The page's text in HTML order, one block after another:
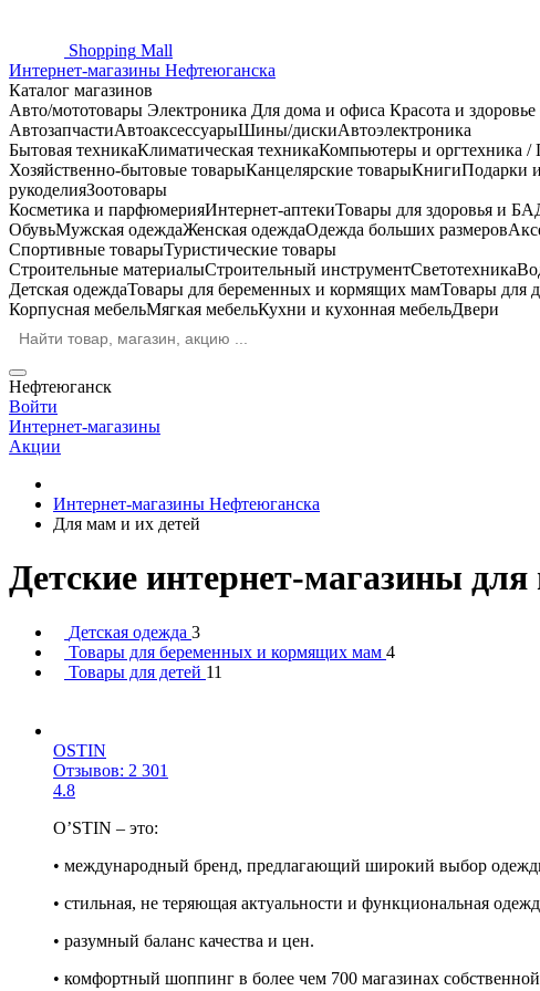
Shopping Mall
Интернет-магазины Нефтеюганска
Каталог магазинов
Авто/мототовары Электроника Для дома и офиса Красота и здоровье
АвтозапчастиАвтоаксессуарыШины/дискиАвтоэлектроника
Бытовая техникаКлиматическая техникаКомпьютеры и оргтехника
Хозяйственно-бытовые товарыКанцелярские товарыКнигиПодарки
рукоделияЗоотовары
Косметика и парфюмерияИнтернет-аптекиТовары для здоровья и
ОбувьМужская одеждаЖенская одеждаОдежда больших размеров
Спортивные товарыТуристические товары
Строительные материалыСтроительный инструментСветотехника
Детская одеждаТовары для беременных и кормящих мамТовары для
Корпусная мебельМягкая мебельКухни и кухонная мебельДвери
Нефтеюганск
Войти
Интернет-магазины
Акции
Интернет-магазины Нефтеюганска
Для мам и их детей
Детские интернет-магазины
Детская одежда 3
Товары для беременных и кормящих мам 4
Товары для детей 11
OSTIN
Отзывов: 2 301
4.8
O’STIN – это:
• международный бренд, предлагающий широкий выбор
• стильная, не теряющая актуальности и функциональная
• разумный баланс качества и цен.
• комфортный шоппинг в более чем 700 магазинах